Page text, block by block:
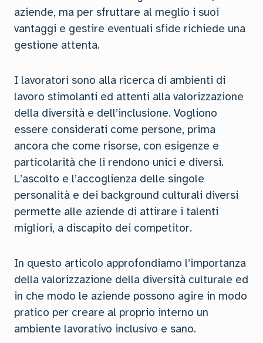
aziende, ma per sfruttare al meglio i suoi
vantaggi e gestire eventuali sfide richiede una
gestione attenta.
I lavoratori sono alla ricerca di ambienti di
lavoro stimolanti ed attenti alla valorizzazione
della diversità e dell’inclusione. Vogliono
essere considerati come persone, prima
ancora che come risorse, con esigenze e
particolarità che li rendono unici e diversi.
L’ascolto e l’accoglienza delle singole
personalità e dei background culturali diversi
permette alle aziende di attirare i talenti
migliori, a discapito dei competitor.
In questo articolo approfondiamo l’importanza
della valorizzazione della diversità culturale ed
in che modo le aziende possono agire in modo
pratico per creare al proprio interno un
ambiente lavorativo inclusivo e sano.